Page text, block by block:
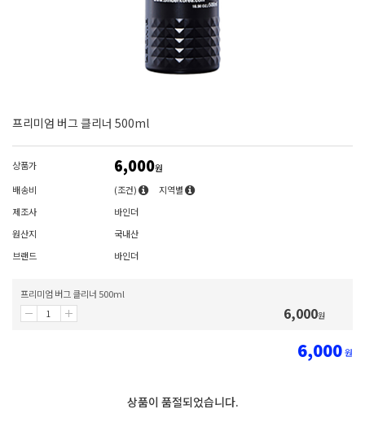
프리미엄 버그 클리너 500ml
상품가 6,000원
배송비
(조건)
지역별
제조사
바인더
원산지
국내산
브랜드
바인더
프리미엄 버그 클리너 500ml
6,000원
6,000원
상품이 품절되었습니다.